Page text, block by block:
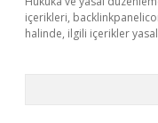
içerikleri,
halinde, ilgili içerikler